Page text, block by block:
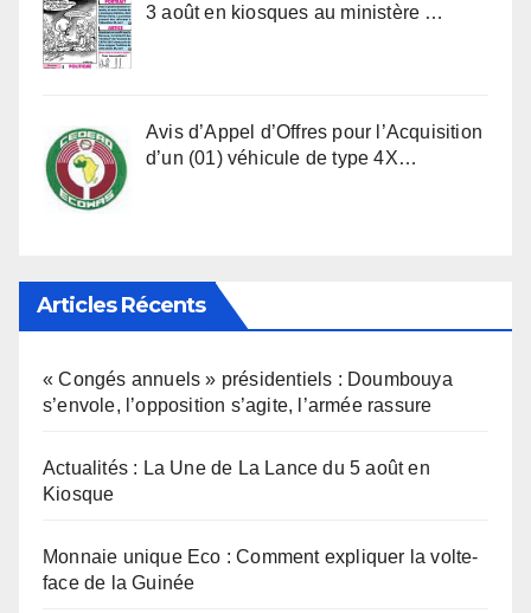
3 août en kiosques au ministère …
Avis d’Appel d’Offres pour l’Acquisition
d’un (01) véhicule de type 4X…
Articles Récents
« Congés annuels » présidentiels : Doumbouya
s’envole, l’opposition s’agite, l’armée rassure
Actualités : La Une de La Lance du 5 août en
Kiosque
Monnaie unique Eco : Comment expliquer la volte-
face de la Guinée